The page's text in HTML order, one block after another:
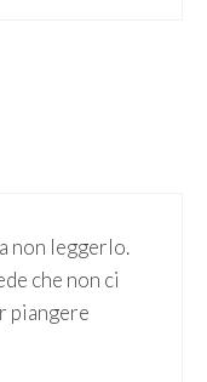
non leggerlo.
che non ci
piangere